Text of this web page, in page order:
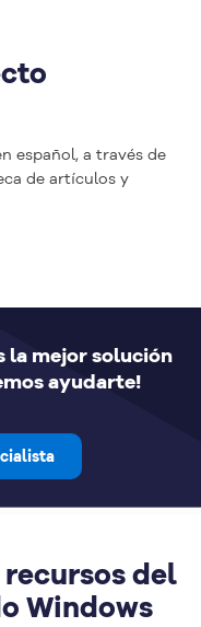
español, a través de
de artículos y
la mejor solución
ayudarte!
del
Windows